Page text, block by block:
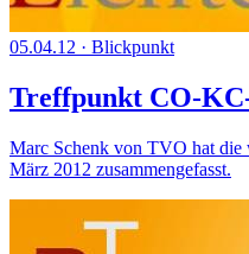
05.04.12 · Blickpunkt
Treffpunkt CO-
Marc Schenk von TVO hat die
März 2012 zusammengefasst.